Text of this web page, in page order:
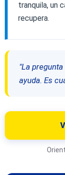
tranquila, un
recupera.
"La
ayuda. Es